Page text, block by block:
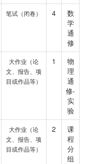
笔试（闭卷） 4
数
学
通
修
大作业（论
文、报告、项
目或作品等）
1
物
理
通
修-
实
验
大作业（论
文、报告、项
目或作品等）
2
课
程
分
组